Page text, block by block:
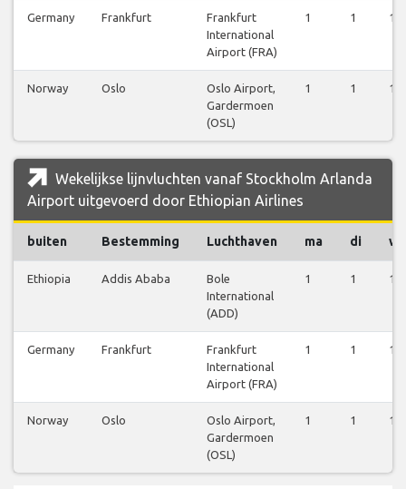
Germany Frankfurt
Frankfurt
International
Airport (FRA)
1 1 1
Norway Oslo
Oslo Airport,
Gardermoen
(OSL)
1 1 1
Wekelijkse lijnvluchten vanaf Stockholm Arlanda
Airport uitgevoerd door Ethiopian Airlines
buiten Bestemming Luchthaven ma di wo
Ethiopia Addis Ababa
Bole
International
(ADD)
1 1 1
Germany Frankfurt
Frankfurt
International
Airport (FRA)
1 1 1
Norway Oslo
Oslo Airport,
Gardermoen
(OSL)
1 1 1